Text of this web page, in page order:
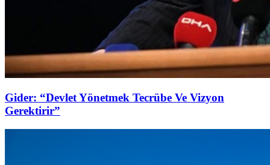
Gider: “Devlet Yönetmek Tecrübe Ve Vizyon
Gerektirir”